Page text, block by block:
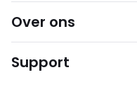
Over ons
Support